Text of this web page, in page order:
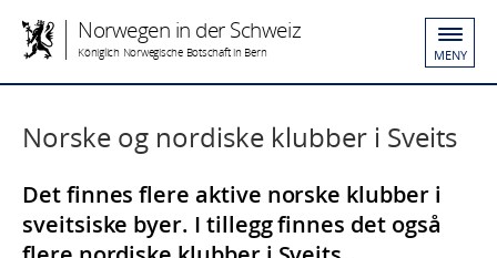
Norwegen in der Schweiz
Königlich Norwegische Botschaft in Bern MENY
Norske og nordiske klubber i Sveits
Det finnes flere aktive norske klubber i
sveitsiske byer. I tillegg finnes det også